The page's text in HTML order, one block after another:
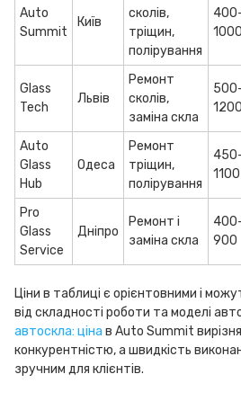
Auto
Summit
Київ
сколів,
тріщин,
полірування
1000
Glass
Tech
Львів
Ремонт
сколів,
заміна скла
1200
Auto
Glass
Hub
Одеса
Ремонт
тріщин,
полірування
1100
Pro
Glass
Service
Дніпро
Ремонт і
заміна скла
900
Ціни в таблиці є орієнтовними і
від складності роботи та моделі
автоскла: ціна в Auto Summit
конкурентністю, а швидкість
зручним для клієнтів.